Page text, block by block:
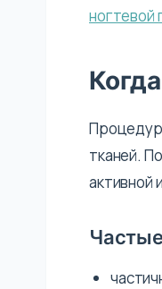
ногтевой
тканей.
активной